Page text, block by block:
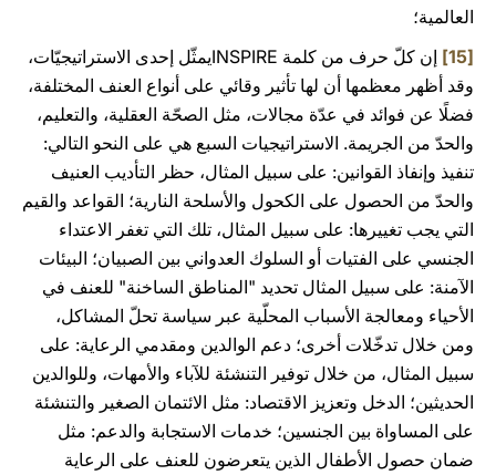
العالمية؛
[15]
إن كلّ حرف من كلمة INSPIREيمثّل إحدى الاستراتيجيّات،
وقد أظهر معظمها أن لها تأثير وقائي على أنواع العنف المختلفة،
فضلًا عن فوائد في عدّة مجالات، مثل الصحّة العقلية، والتعليم،
والحدّ من الجريمة. الاستراتيجيات السبع هي على النحو التالي:
تنفيذ وإنفاذ القوانين: على سبيل المثال، حظر التأديب العنيف
والحدّ من الحصول على الكحول والأسلحة النارية؛ القواعد والقيم
التي يجب تغييرها: على سبيل المثال، تلك التي تغفر الاعتداء
الجنسي على الفتيات أو السلوك العدواني بين الصبيان؛ البيئات
الآمنة: على سبيل المثال تحديد "المناطق الساخنة" للعنف في
الأحياء ومعالجة الأسباب المحلّية عبر سياسة تحلّ المشاكل،
ومن خلال تدخّلات أخرى؛ دعم الوالدين ومقدمي الرعاية: على
سبيل المثال، من خلال توفير التنشئة للآباء والأمهات، وللوالدين
الحديثين؛ الدخل وتعزيز الاقتصاد: مثل الائتمان الصغير والتنشئة
على المساواة بين الجنسين؛ خدمات الاستجابة والدعم: مثل
ضمان حصول الأطفال الذين يتعرضون للعنف على الرعاية